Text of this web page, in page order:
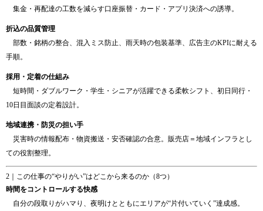
集金・再配達の工数を減らす口座振替・カード・アプリ決済への誘導。
折込の品質管理
部数・銘柄の整合、混入ミス防止、雨天時の包装基準、広告主のKPIに耐える
手順。
採用・定着の仕組み
短時間・ダブルワーク・学生・シニアが活躍できる柔軟シフト、初日同行・
10日目面談の定着設計。
地域連携・防災の担い手
災害時の情報配布・物資搬送・安否確認の合意。販売店＝地域インフラとし
ての役割整理。
2｜この仕事の“やりがい”はどこから来るのか（8つ）
時間をコントロールする快感
自分の段取りがハマり、夜明けとともにエリアが“片付いていく”達成感。